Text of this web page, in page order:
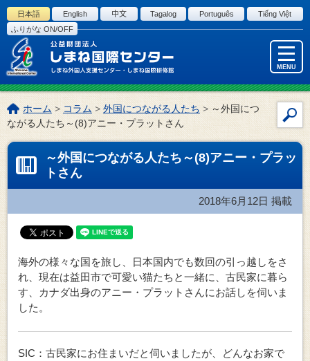
このページの本文へ
日本語 English 中文 Tagalog Português
Tiếng Việt
ふりがな ON/OFF
MENU
イ
ト
索
こ
の
ペ
ホーム > コラム> 外国につながる人たち>～外国につ
ながる人たち～(8)アニー・プラットさん
～外国につながる人たち～(8)アニー・プラッ
トさん
2018年6月12日 掲載
海外の様々な国を旅し、日本国内でも数回の引っ越しをさ
れ、現在は益田市で可愛い猫たちと一緒に、古民家に暮ら
す、カナダ出身のアニー・プラットさんにお話しを伺いま
した。
SIC：古民家にお住まいだと伺いましたが、どんなお家で